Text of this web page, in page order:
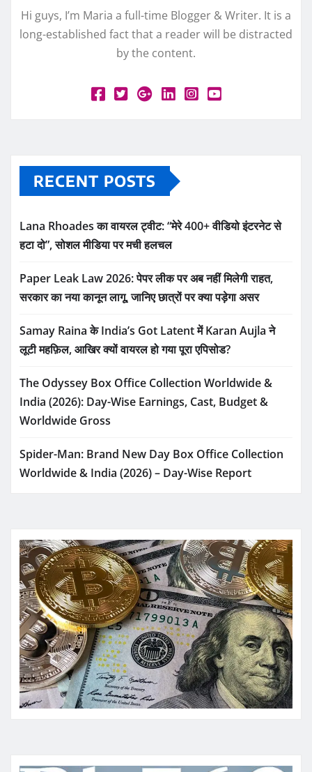
Hi guys, I’m Maria a full-time Blogger & Writer. It is a
long-established fact that a reader will be distracted
by the content.
RECENT POSTS
Lana Rhoades का वायरल ट्वीट: “मेरे 400+ वीडियो इंटरनेट से
हटा दो”, सोशल मीडिया पर मची हलचल
Paper Leak Law 2026: पेपर लीक पर अब नहीं मिलेगी राहत,
सरकार का नया कानून लागू, जानिए छात्रों पर क्या पड़ेगा असर
Samay Raina के India’s Got Latent में Karan Aujla ने
लूटी महफ़िल, आखिर क्यों वायरल हो गया पूरा एपिसोड?
The Odyssey Box Office Collection Worldwide &
India (2026): Day-Wise Earnings, Cast, Budget &
Worldwide Gross
Spider-Man: Brand New Day Box Office Collection
Worldwide & India (2026) – Day-Wise Report